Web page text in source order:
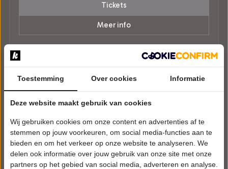
Tickets
Meer info
Toestemming Over cookies Informatie
Deze website maakt gebruik van cookies
Wij gebruiken cookies om onze content en advertenties af te
stemmen op jouw voorkeuren, om social media-functies aan te
bieden en om het verkeer op onze website te analyseren. We
delen ook informatie over jouw gebruik van onze site met onze
partners op het gebied van social media, adverteren en analyse.